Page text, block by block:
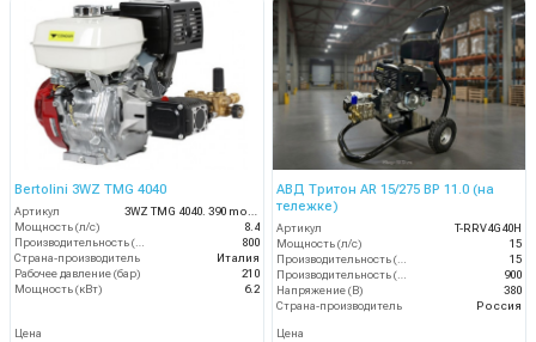
Bertolini 3WZ TMG 4040
Артикул
3WZ TMG 4040. 390 moto
Мощность (л/с)
8.4
Производительность (л/ч)
800
Страна-производитель
Италия
Рабочее давление (бар)
210
Мощность (кВт)
6.2
Цена
АВД Тритон AR 15/275 ВР 11.0 (на
тележке)
Артикул
T-RRV4G40H
Мощность (л/с)
15
Производительность (л/мин)
15
Производительность (л/ч)
900
Напряжение (В)
380
Страна-производитель
Россия
Цена